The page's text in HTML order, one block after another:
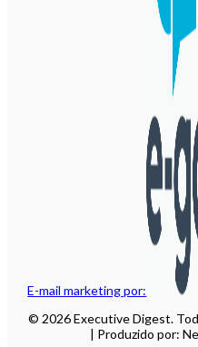
E-mail marketing por:
© 2026 Executive Digest.
| Produzido por: